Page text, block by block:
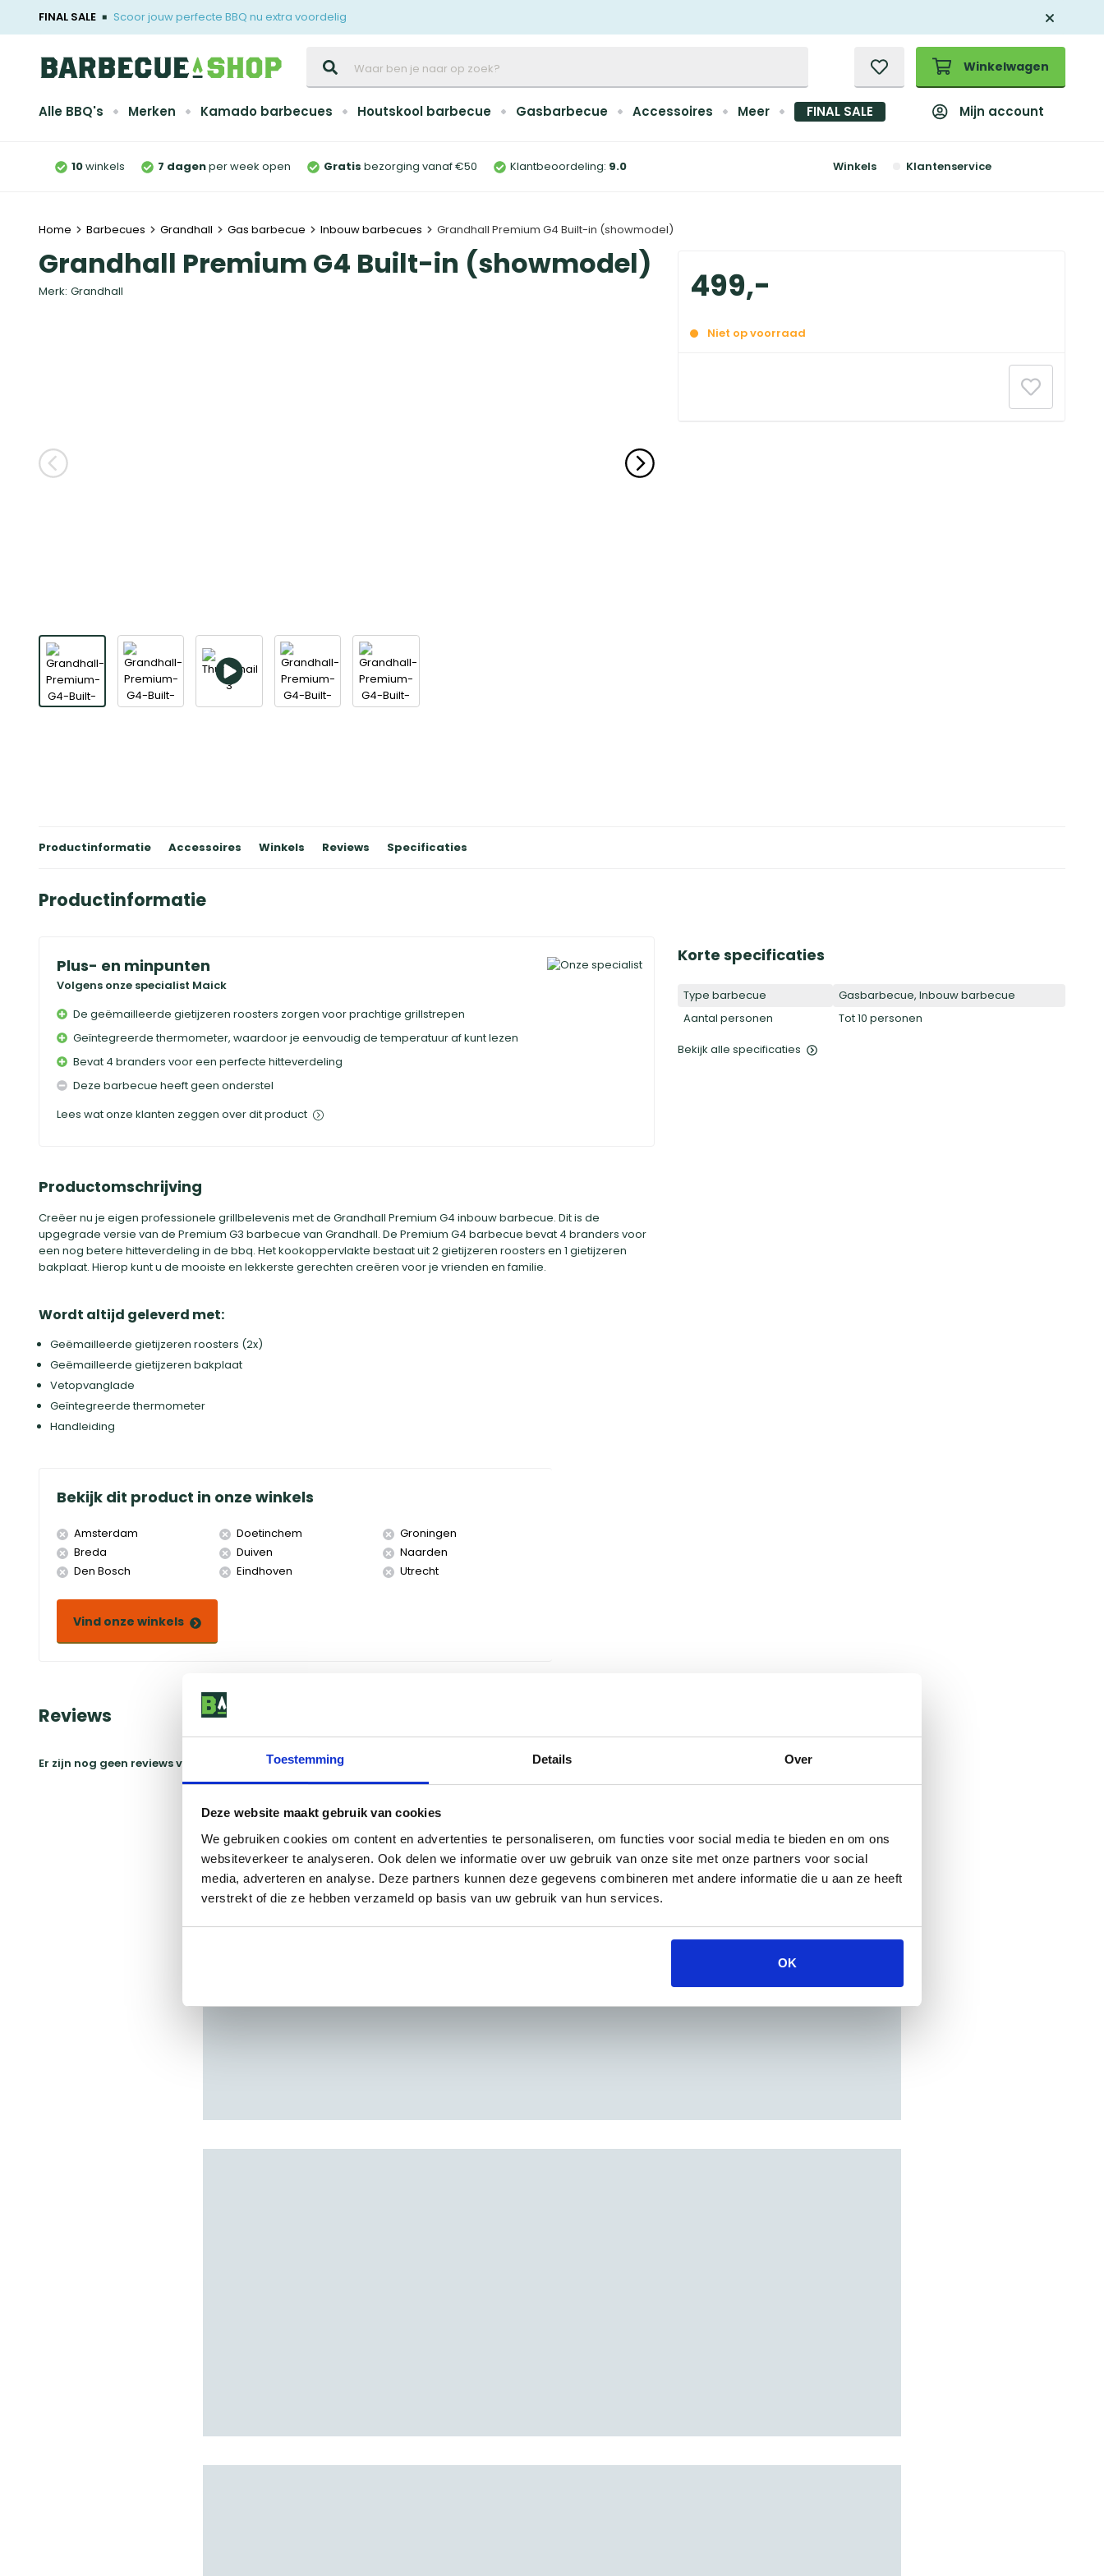
Toestemming Details Over
Deze website maakt gebruik van cookies
We gebruiken cookies om content en advertenties te personaliseren, om functies voor social media te bieden en om ons
websiteverkeer te analyseren. Ook delen we informatie over uw gebruik van onze site met onze partners voor social
media, adverteren en analyse. Deze partners kunnen deze gegevens combineren met andere informatie die u aan ze heeft
verstrekt of die ze hebben verzameld op basis van uw gebruik van hun services.
OK
FINAL SALE Scoor jouw perfecte BBQ nu extra voordelig
Winkelwagen
Alle BBQ's Merken Kamado barbecues Houtskool barbecue Gasbarbecue Accessoires Meer FINAL SALE Mijn account
10winkels 7 dagenper week open Gratis bezorging vanaf €50 Klantbeoordeling: 9.0 Winkels Klantenservice
Home Barbecues Grandhall Gas barbecue Inbouw barbecues Grandhall Premium G4 Built-in (showmodel)
Grandhall Premium G4 Built-in (showmodel)
Merk: Grandhall 499,-
Niet op voorraad
Productinformatie Accessoires Winkels Reviews Specificaties
Productinformatie
Plus- en minpunten
Volgens onze specialist Maick
De geëmailleerde gietijzeren roosters zorgen voor prachtige grillstrepen
Geïntegreerde thermometer, waardoor je eenvoudig de temperatuur af kunt lezen
Bevat 4 branders voor een perfecte hitteverdeling
Deze barbecue heeft geen onderstel
Lees wat onze klanten zeggen over dit product
Productomschrijving
Creëer nu je eigen professionele grillbelevenis met de Grandhall Premium G4 inbouw barbecue. Dit is de
upgegrade versie van de Premium G3 barbecue van Grandhall. De Premium G4 barbecue bevat 4 branders voor
een nog betere hitteverdeling in de bbq. Het kookoppervlakte bestaat uit 2 gietijzeren roosters en 1 gietijzeren
bakplaat. Hierop kunt u de mooiste en lekkerste gerechten creëren voor je vrienden en familie.
Wordt altijd geleverd met:
Geëmailleerde gietijzeren roosters (2x)
Geëmailleerde gietijzeren bakplaat
Vetopvanglade
Geïntegreerde thermometer
Handleiding
Korte specificaties
Type barbecue
Gasbarbecue, Inbouw barbecue
Aantal personen
Tot 10 personen
Bekijk alle specificaties
Bekijk dit product in onze winkels
Amsterdam
Breda
Den Bosch
Doetinchem
Duiven
Eindhoven
Groningen
Naarden
Utrecht
Vind onze winkels
Reviews
Er zijn nog geen reviews voor dit product Schrijf een review